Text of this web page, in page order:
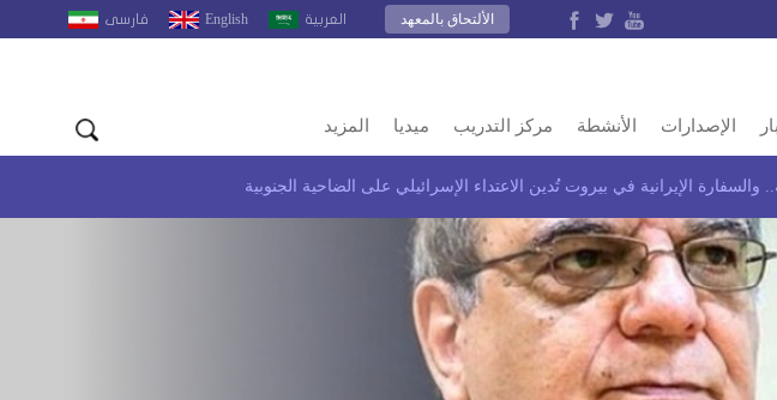
العربية English فارسى الألتحاق بالمعهد
الإصدارات الأنشطة مركز التدريب ميديا المزيد
الإيرانية في بيروت تُدين الاعتداء الإسرائيلي على الضاحية الجنوبية